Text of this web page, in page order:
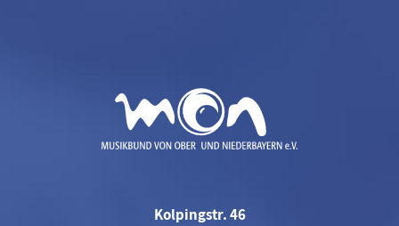
Kolpingstr. 46